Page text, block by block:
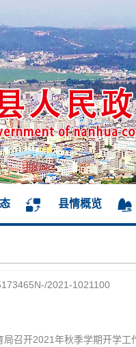
县情概览
2021-1021100
召开2021年秋季学期开学工